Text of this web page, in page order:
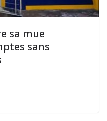
sa mue
sans